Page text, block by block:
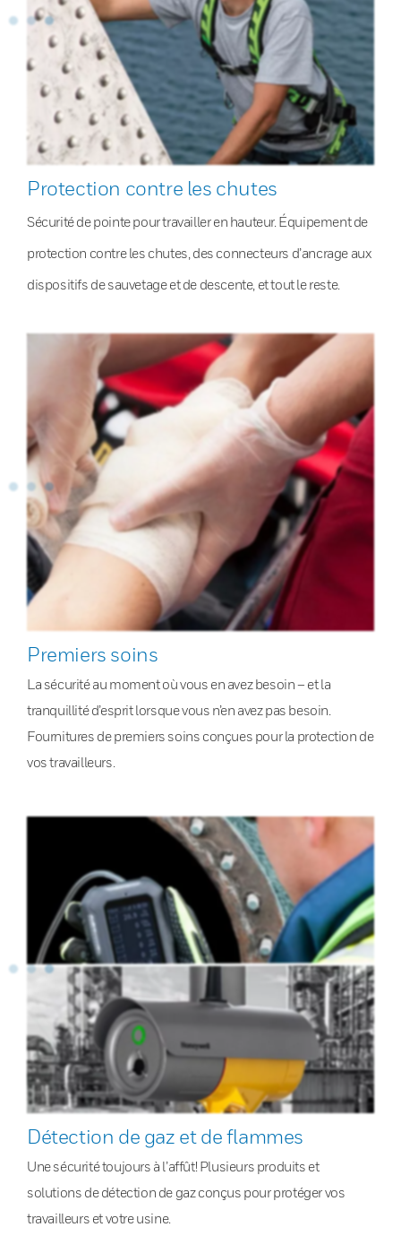
Protection contre les chutes
Sécurité de pointe pour travailler en hauteur. Équipement de
protection contre les chutes, des connecteurs d’ancrage aux
dispositifs de sauvetage et de descente, et tout le reste.
Premiers soins
La sécurité au moment où vous en avez besoin – et la
tranquillité d’esprit lorsque vous n’en avez pas besoin.
Fournitures de premiers soins conçues pour la protection de
vos travailleurs.
Détection de gaz et de flammes
Une sécurité toujours à l’affût! Plusieurs produits et
solutions de détection de gaz conçus pour protéger vos
travailleurs et votre usine.